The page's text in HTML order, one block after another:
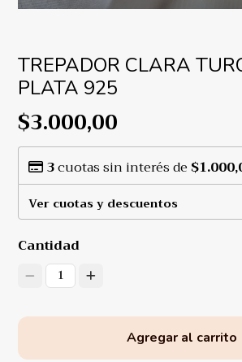
TREPADOR CLARA
PLATA 925
$3.000,00
3cuotas sin interés de
Ver cuotas y descuentos
Cantidad
1
Agregar al carrito